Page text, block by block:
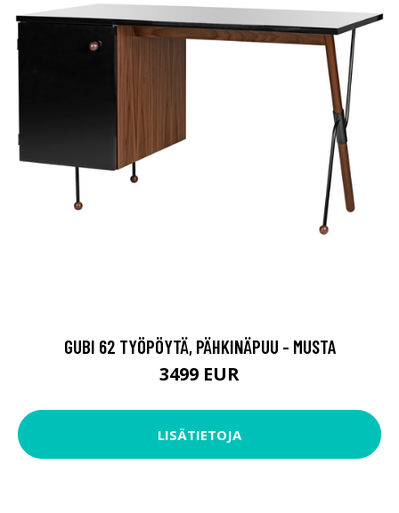
GUBI 62 TYÖPÖYTÄ, PÄHKINÄPUU - MUSTA
3499 EUR
LISÄTIETOJA